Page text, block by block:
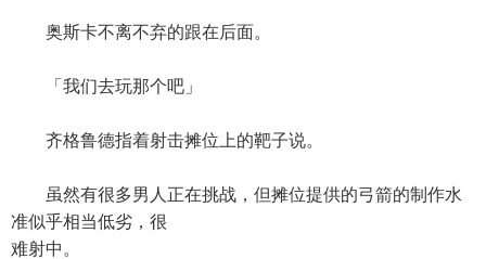
奥斯卡不离不弃的跟在后面。
「我们去玩那个吧」
齐格鲁德指着射击摊位上的靶子说。
虽然有很多男人正在挑战，但摊位提供的弓箭的制作水
准似乎相当低劣，很
难射中。